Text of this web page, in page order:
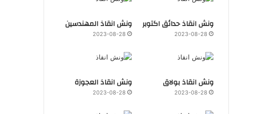
ونش انقاذ حدائق اكتوبر
2023-08-28
ونش انقاذ المهندسين
2023-08-28
ونش انقاذ بولاق
2023-08-28
ونش انقاذ العجوزة
2023-08-28